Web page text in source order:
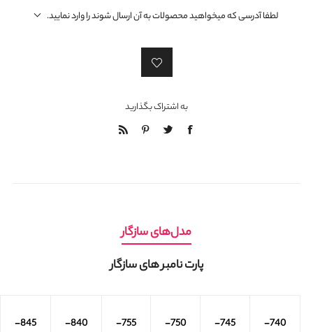
لطفا آدرسی که میخواهید محصولات به آن ارسال شوند را وارد نمایید.
به اشتراک بگذارید
مدل‌های سازگار
پارت نامبر های سازگار
740-
745-
750-
755-
840-
845-